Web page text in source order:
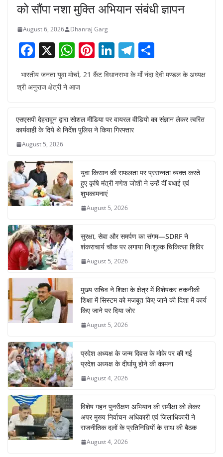
को सौंपा नशा मुक्ति अभियान संबंधी ज्ञापन
August 6, 2026 Dhanraj Garg
F
c
e
b
o
o
k
X W
h
at
A
p
Pi
nt
er
st
Li
k
dI
n
T
el
e
a
h
ar
भारतीय जनता युवा मोर्चा, 21 कैंट विधानसभा के माँ नंदा देवी मण्डल के अध्यक्ष
श्री अनुराज क्षेत्री ने आज
एसएसपी देहरादून द्वारा सोशल मीडिया पर वायरल वीडियो का संज्ञान लेकर त्वरित
कार्यवाही के दिये थे निर्देश पुलिस ने किया गिरफ्तार
August 5, 2026
युवा किसान की सफलता पर प्रसन्नता व्यक्त करते
हुए कृषि मंत्री गणेश जोशी ने उन्हें दीं बधाई एवं
शुभकामनाएं
August 5, 2026
सुरक्षा, सेवा और समर्पण का संगम—SDRF ने
शंकराचार्य चौक पर लगाया निःशुल्क चिकित्सा शिविर
August 5, 2026
मुख्य सचिव ने शिक्षा के क्षेत्र में विशेषकर तकनीकी
शिक्षा में सिस्टम को मजबूत किए जाने की दिशा में कार्य
किए जाने पर दिया जोर
August 5, 2026
प्रदेश अध्यक्ष के जन्म दिवस के मोके पर की गई
प्रदेश अध्यक्ष के दीर्घायु होने की कामना
August 4, 2026
विशेष गहन पुनरीक्षण अभियान की समीक्षा को लेकर
अपर मुख्य निर्वाचन अधिकारी एवं जिलाधिकारी ने
राजनीतिक दलों के प्रतिनिधियों के साथ की बैठक
August 4, 2026